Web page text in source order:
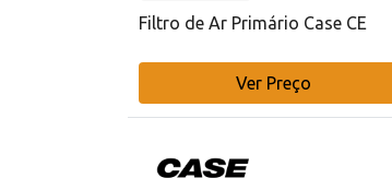
Filtro de Ar Primário Case CE
Ver Preço